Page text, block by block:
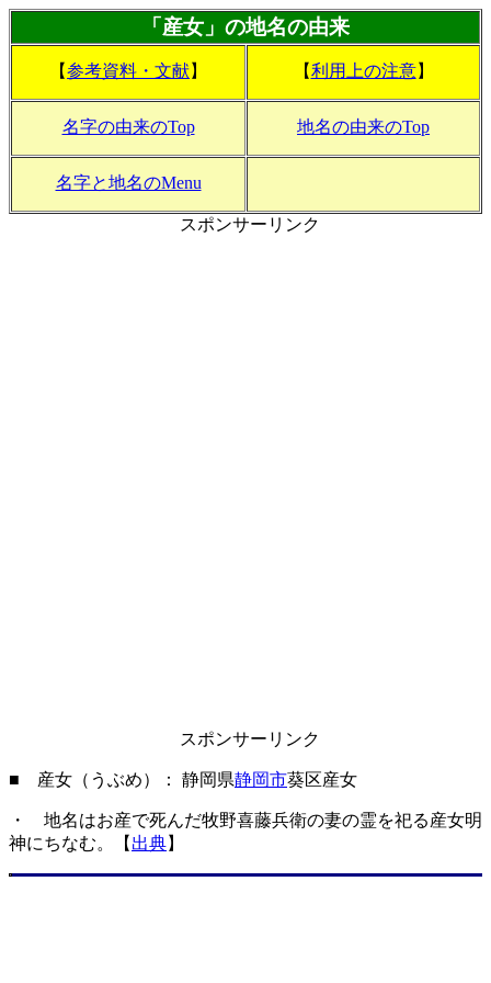
「産女」の地名の由来
【参考資料・文献】 【利用上の注意】
名字の由来のTop 地名の由来のTop
名字と地名のMenu
スポンサーリンク
スポンサーリンク
■ 産女（うぶめ）： 静岡県静岡市葵区産女
・ 地名はお産で死んだ牧野喜藤兵衛の妻の霊を祀る産女明
神にちなむ。【 出典】